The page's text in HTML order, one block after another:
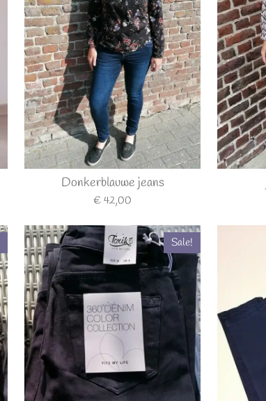
Donkerblauwe jeans
€ 42,00
Sale!